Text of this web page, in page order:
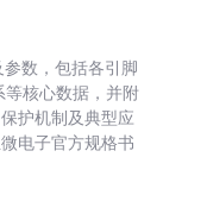
参数，包括各引脚
等核心数据，并附
护机制及典型应
电子官方规格书